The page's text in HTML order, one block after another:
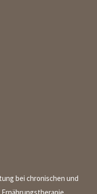
bei chronischen und